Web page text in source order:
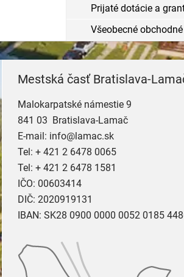
Prijaté dotácie a
Všeobecné
Mestská časť Bratislava-
Malokarpatské námestie 9
841 03 Bratislava-Lamač
E-mail: info@lamac.sk
Tel:+ 421 2 6478 0065
Tel:+ 421 2 6478 1581
IČO: 00603414
DIČ: 2020919131
IBAN: SK28 0900 0000 0052 0185